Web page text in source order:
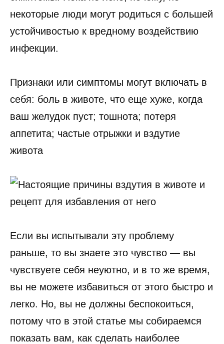
некоторые люди могут родиться с большей
устойчивостью к вредному воздействию
инфекции.
Признаки или симптомы могут включать в
себя: боль в животе, что еще хуже, когда
ваш желудок пуст; тошнота; потеря
аппетита; частые отрыжки и вздутие
живота
Если вы испытывали эту проблему
раньше, то вы знаете это чувство — вы
чувствуете себя неуютно, и в то же время,
вы не можете избавиться от этого быстро и
легко. Но, вы не должны беспокоиться,
потому что в этой статье мы собираемся
показать вам, как сделать наиболее